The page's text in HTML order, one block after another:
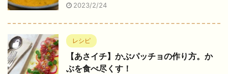
2023/2/24
レシピ
【あさイチ】かぶパッチョの作り方。か
ぶを食べ尽くす！